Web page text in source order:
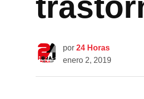
por 24 Horas
enero 2, 2019